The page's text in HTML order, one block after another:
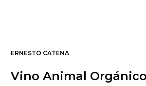
ERNESTO CATENA
Vino Animal Orgánico